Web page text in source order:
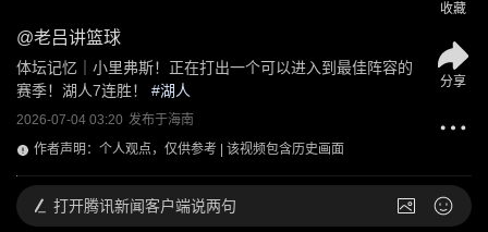
@老吕讲篮球
体坛记忆｜小里弗斯！正在打出一个可以进入到最佳阵容的
赛季！湖人7连胜！
#湖人
2026-07-04 03:20 发布于海南
作者声明：个人观点，仅供参考 | 该视频包含历史画面
收藏
分享
打开腾讯新闻客户端说两句